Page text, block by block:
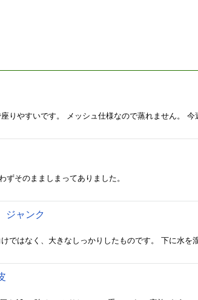
そのまましまってありました。
ジャンク